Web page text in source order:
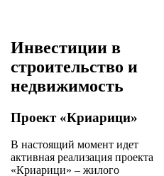
Инвестиции в
строительство и
недвижимость
Проект «Криарици»
В настоящий момент идет
активная реализация проекта
«Криарици» – жилого